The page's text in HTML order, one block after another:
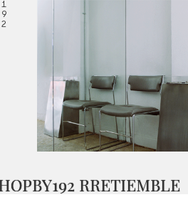
1
9
2
RRETIEMBLE